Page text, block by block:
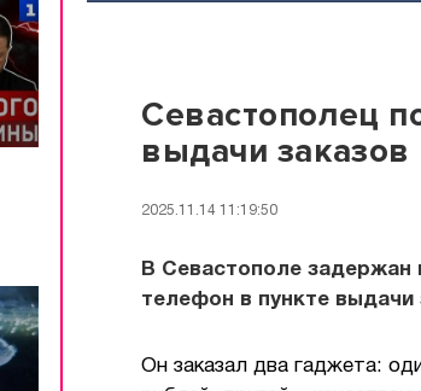
Севастополец
выдачи заказов
2025.11.14 11:19:50
В Севастополе
телефон в пункте выдачи
Он заказал два гаджета: